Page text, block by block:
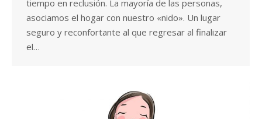
tiempo en reclusión. La mayoría de las personas,
asociamos el hogar con nuestro «nido». Un lugar
seguro y reconfortante al que regresar al finalizar
el…